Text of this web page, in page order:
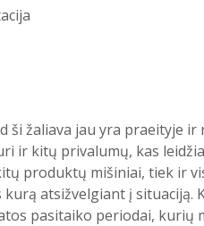
ši žaliava jau yra praeityje
ir kitų privalumų, kas
produktų mišiniai, tiek ir
atsižvelgiant į
pasitaiko periodai,